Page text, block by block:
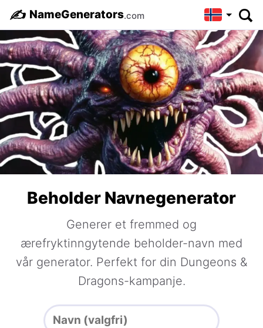
✍️ NameGenerators.com
Beholder Navnegenerator
Generer et fremmed og
ærefryktinngytende beholder-navn med
vår generator. Perfekt for din Dungeons &
Dragons-kampanje.